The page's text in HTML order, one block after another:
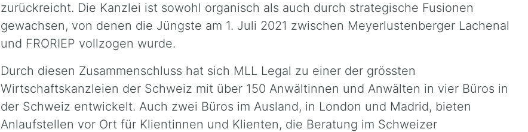
zurückreicht. Die Kanzlei ist sowohl organisch als auch durch strategische Fusionen
gewachsen, von denen die Jüngste am 1. Juli 2021 zwischen Meyerlustenberger Lachenal
und FRORIEP vollzogen wurde.
Durch diesen Zusammenschluss hat sich MLL Legal zu einer der grössten
Wirtschaftskanzleien der Schweiz mit über 150 Anwältinnen und Anwälten in vier Büros in
der Schweiz entwickelt. Auch zwei Büros im Ausland, in London und Madrid, bieten
Anlaufstellen vor Ort für Klientinnen und Klienten, die Beratung im Schweizer